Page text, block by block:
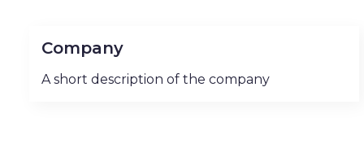
Company
A short description of the company